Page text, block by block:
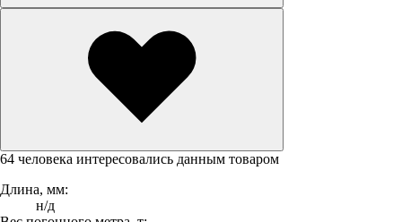
64 человека интересовались данным товаром
Длина, мм:
н/д